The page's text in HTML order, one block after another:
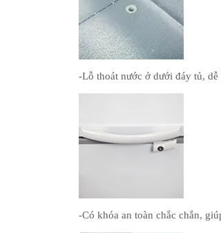
-Lỗ thoát nước ở dưới đáy tủ,
-Có khóa an toàn chắc chắn,